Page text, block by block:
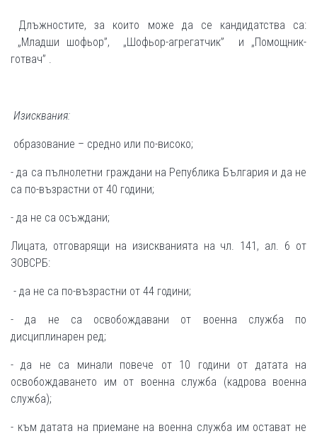
Длъжностите, за които може да се кандидатства са:
„Младши шофьор”, „Шофьор-агрегатчик” и „Помощник-
готвач” .
Изисквания:
образование – средно или по-високо;
- да са пълнолетни граждани на Република България и да не
са по-възрастни от 40 години;
- да не са осъждани;
Лицата, отговарящи на изискванията на чл. 141, ал. 6 от
ЗОВСРБ:
- да не са по-възрастни от 44 години;
- да не са освобождавани от военна служба по
дисциплинарен ред;
- да не са минали повече от 10 години от датата на
освобождаването им от военна служба (кадрова военна
служба);
- към датата на приемане на военна служба им остават не